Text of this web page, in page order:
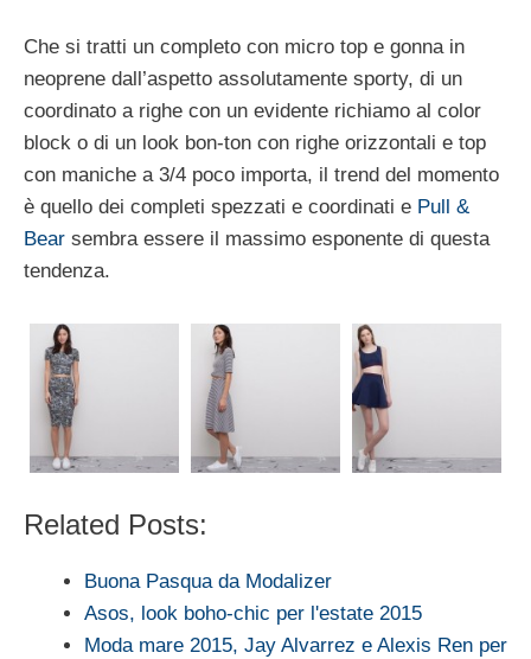
Che si tratti un completo con micro top e gonna in
neoprene dall’aspetto assolutamente sporty, di un
coordinato a righe con un evidente richiamo al color
block o di un look bon-ton con righe orizzontali e top
con maniche a 3/4 poco importa, il trend del momento
è quello dei completi spezzati e coordinati e Pull &
Bear sembra essere il massimo esponente di questa
tendenza.
Related Posts:
Buona Pasqua da Modalizer
Asos, look boho-chic per l'estate 2015
Moda mare 2015, Jay Alvarrez e Alexis Ren per